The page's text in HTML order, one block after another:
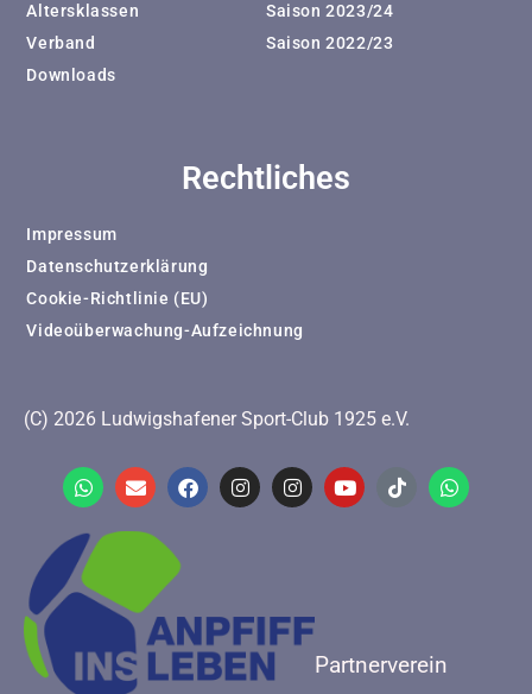
Altersklassen
Verband
Downloads
Saison 2023/24
Saison 2022/23
Rechtliches
Impressum
Datenschutzerklärung
Cookie-Richtlinie (EU)
Videoüberwachung-Aufzeichnung
(C) 2026 Ludwigshafener Sport-Club 1925 e.V.
Partnerverein